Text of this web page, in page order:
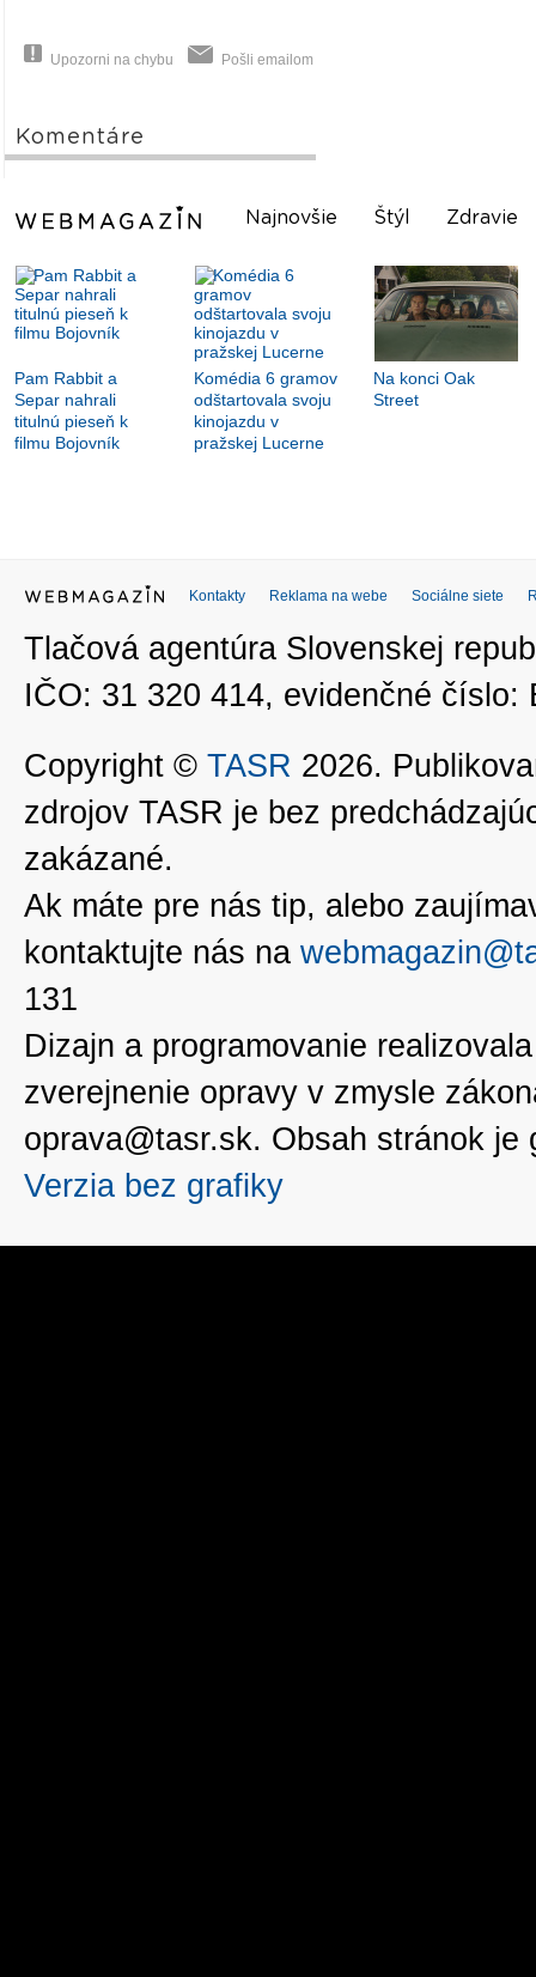
Upozorni na chybu Pošli emailom
Komentáre
Najnovšie Štýl Zdravie
Pam Rabbit a
Separ nahrali
titulnú pieseň k
filmu Bojovník
Komédia 6 gramov
odštartovala svoju
kinojazdu v
pražskej Lucerne
Na konci Oak
Street
Kontakty Reklama na webe Sociálne siete
Tlačová agentúra Slovenskej
IČO: 31 320 414, evidenčné číslo:
Copyright © TASR 2026.
zdrojov TASR je bez
zakázané.
Ak máte pre nás tip, alebo
kontaktujte nás na
131
Dizajn a programovanie
zverejnenie opravy v zmysle
oprava@tasr.sk. Obsah stránok
Verzia bez grafiky